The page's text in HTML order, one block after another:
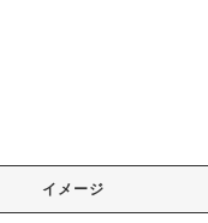
イメージ